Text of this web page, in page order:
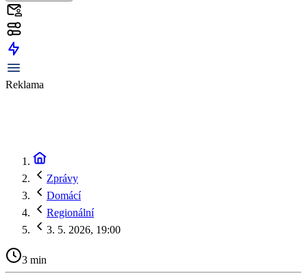
Reklama
Zprávy
Domácí
Regionální
3. 5. 2026, 19:00
3 min